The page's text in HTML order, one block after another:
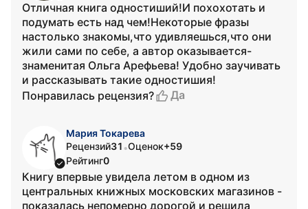
Отличная книга одностиший!И похохотать и
подумать есть над чем!Некоторые фразы
настолько знакомы,что удивляешься,что они
жили сами по себе, а автор оказывается-
знаменитая Ольга Арефьева! Удобно заучивать
и рассказывать такие одностишия!
Понравилась рецензия?
Да
Мария Токарева
Рецензий31 •Оценок+59
Рейтинг0
Книгу впервые увидела летом в одном из
центральных книжных московских магазинов -
показалась непомерно дорогой и решила